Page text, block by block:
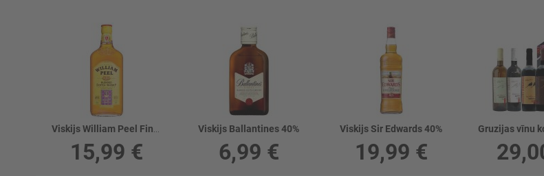
Viskijs William Peel Finest Scotch 40%
15,99 €
Viskijs Ballantines 40%
6,99 €
Viskijs Sir Edwards 40%
19,99 €